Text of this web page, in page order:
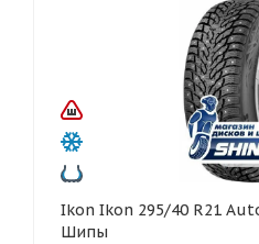
Ikon Ikon 295/40 R21 Autograph Ice 9 SUV 111T
Шипы